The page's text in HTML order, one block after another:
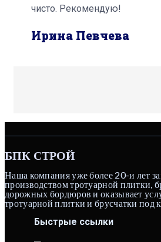
чисто. Рекомендую!
Ирина Певчева
БПК СТРОЙ
Наша компания уже более 20-и лет
производством тротуарной плитки,
дорожных бордюров и оказывает
тротуарной плитки и брусчатки под
Быстрые ссылки